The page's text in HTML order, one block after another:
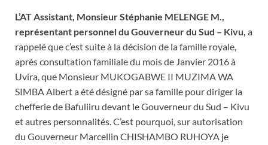
L’AT Assistant, Monsieur Stéphanie MELENGE M.,
représentant personnel du Gouverneur du Sud – Kivu, a
rappelé que c’est suite à la décision de la famille royale,
après consultation familiale du mois de Janvier 2016 à
Uvira, que Monsieur MUKOGABWE II MUZIMA WA
SIMBA Albert a été désigné par sa famille pour diriger la
chefferie de Bafuliiru devant le Gouverneur du Sud – Kivu
et autres personnalités. C’est pourquoi, sur autorisation
du Gouverneur Marcellin CHISHAMBO RUHOYA je